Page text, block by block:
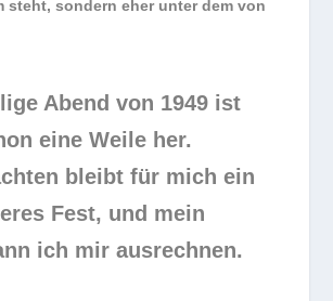
steht, sondern eher unter dem von
Abend von 1949 ist
eine Weile her.
bleibt für mich ein
Fest, und mein
ich mir ausrechnen.